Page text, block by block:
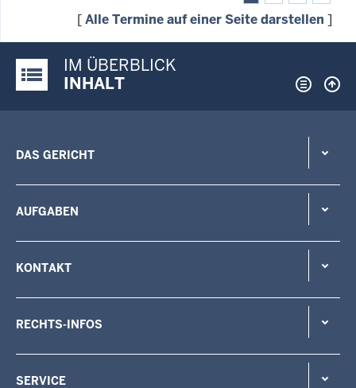
[Alle Termine auf einer Seite darstellen ]
Justiz-Portal im Überblick:
IM ÜBERBLICK
INHALT
DAS GERICHT
AUFGABEN
KONTAKT
RECHTS-INFOS
SERVICE